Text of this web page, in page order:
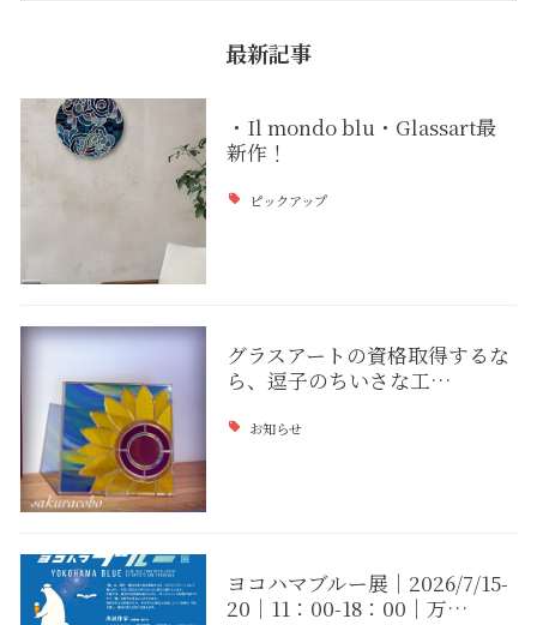
最新記事
・Il mondo blu・Glassart最
新作！
ピックアップ
グラスアートの資格取得するな
ら、逗子のちいさな工…
お知らせ
ヨコハマブルー展｜2026/7/15-
20｜11：00-18：00｜万…